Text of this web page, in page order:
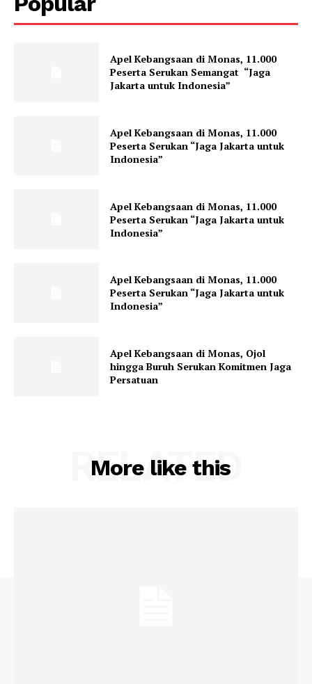
Apel Kebangsaan di Monas, 11.000
Peserta Serukan Semangat “Jaga
Jakarta untuk Indonesia”
Apel Kebangsaan di Monas, 11.000
Peserta Serukan “Jaga Jakarta untuk
Indonesia”
Apel Kebangsaan di Monas, 11.000
Peserta Serukan “Jaga Jakarta untuk
Indonesia”
Apel Kebangsaan di Monas, 11.000
Peserta Serukan “Jaga Jakarta untuk
Indonesia”
Apel Kebangsaan di Monas, Ojol
hingga Buruh Serukan Komitmen Jaga
Persatuan
More like this
RELATED